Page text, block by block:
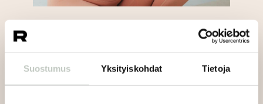
Suostumus Yksityiskohdat Tietoja
Tiina